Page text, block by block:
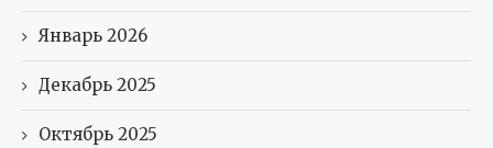
Январь 2026
Декабрь 2025
Октябрь 2025